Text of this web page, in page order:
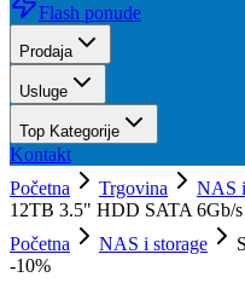
Flash ponude
Prodaja
Usluge
Top Kategorije
Kontakt
Početna
Trgovina NAS
12TB 3.5" HDD SATA 6Gb/s
Početna
NAS i storage
-10%